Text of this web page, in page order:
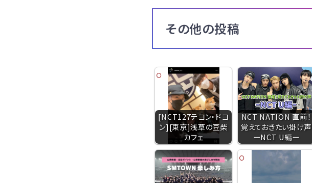
その他の投稿
[NCT127テヨン・ドヨ
ン][東京]浅草の豆柴
カフェ
NCT NATION 直前！
覚えておきたい掛け声
ーNCT U編ー